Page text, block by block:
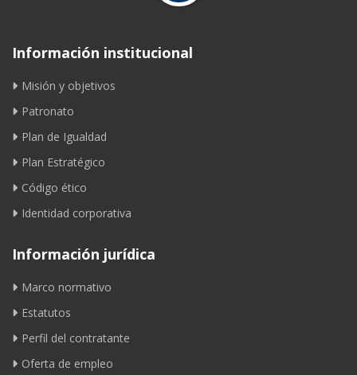
Información institucional
Misión y objetivos
Patronato
Plan de Igualdad
Plan Estratégico
Código ético
Identidad corporativa
Información jurídica
Marco normativo
Estatutos
Perfil del contratante
Oferta de empleo